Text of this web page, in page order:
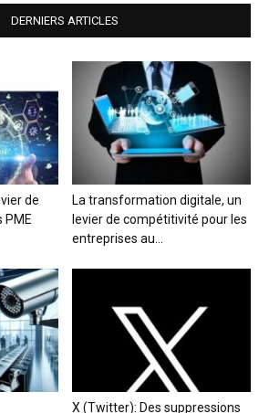
DERNIERS ARTICLES
de
PME
La transformation digitale, un
levier de compétitivité pour les
entreprises au...
X (Twitter): Des suppressions